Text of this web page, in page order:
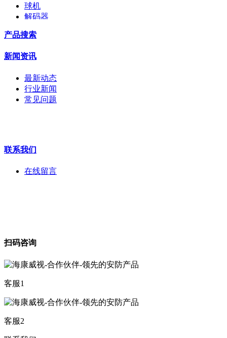
球机
解码器
配件
拼接屏
安检门
工程宝
海康机器人
产品搜索
新闻资讯
最新动态
行业新闻
常见问题
联系我们
在线留言
扫码咨询
客服1
客服2